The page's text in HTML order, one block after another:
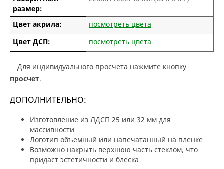
размер:
Цвет акрила:
посмотреть цвета
Цвет ДСП:
посмотреть цвета
Для индивидуального просчета нажмите кнопку
просчет.
ДОПОЛНИТЕЛЬНО:
Изготовление из ЛДСП 25 или 32 мм для
массивности
Логотип объемный или напечатанный на пленке
Возможно накрыть верхнюю часть стеклом, что
придаст эстетичности и блеска